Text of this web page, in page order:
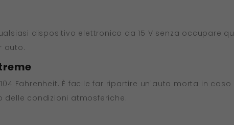
dispositivo elettronico da 15 V senza occupare
auto.
Fahrenheit. È facile far ripartire un'auto morta in
condizioni atmosferiche.